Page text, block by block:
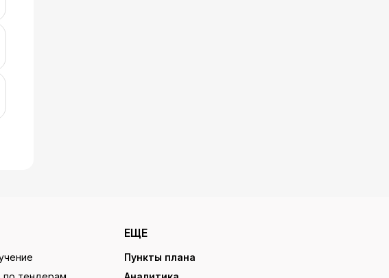
ЕЩЕ
Пункты плана